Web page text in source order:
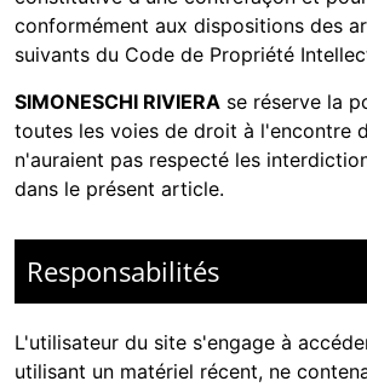
conformément aux dispositions des
suivants du Code de Propriété
SIMONESCHI RIVIERA se réserve la
toutes les voies de droit à l'encontre
n'auraient pas respecté les
dans le présent article.
Responsabilités
L'utilisateur du site s'engage à
utilisant un matériel récent, ne